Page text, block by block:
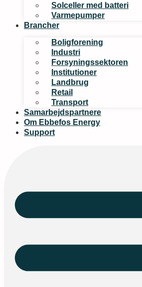
Solceller med batteri
Varmepumper
Brancher
Boligforening
Industri
Forsyningssektoren
Institutioner
Landbrug
Retail
Transport
Samarbejdspartnere
Om Ebbefos Energy
Support